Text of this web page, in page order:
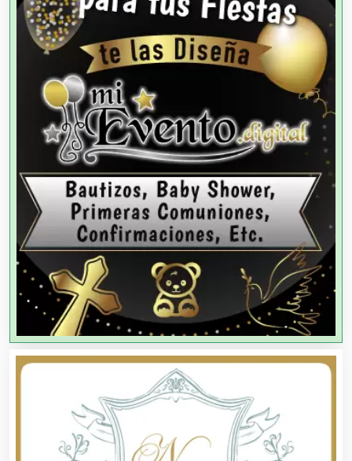
Agencias de Modelos
Agencias de Publicidad
Agencias de Viajes
Agricultores
Agricultura y Ganadería
Agua Purificada
Aire Acondicionado
Albercas